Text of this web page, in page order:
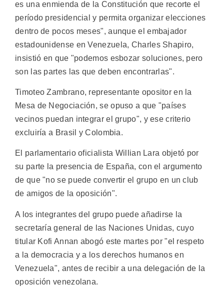
es una enmienda de la Constitución que recorte el
período presidencial y permita organizar elecciones
dentro de pocos meses", aunque el embajador
estadounidense en Venezuela, Charles Shapiro,
insistió en que "podemos esbozar soluciones, pero
son las partes las que deben encontrarlas".
Timoteo Zambrano, representante opositor en la
Mesa de Negociación, se opuso a que "países
vecinos puedan integrar el grupo", y ese criterio
excluiría a Brasil y Colombia.
El parlamentario oficialista Willian Lara objetó por
su parte la presencia de España, con el argumento
de que "no se puede convertir el grupo en un club
de amigos de la oposición".
A los integrantes del grupo puede añadirse la
secretaría general de las Naciones Unidas, cuyo
titular Kofi Annan abogó este martes por "el respeto
a la democracia y a los derechos humanos en
Venezuela", antes de recibir a una delegación de la
oposición venezolana.